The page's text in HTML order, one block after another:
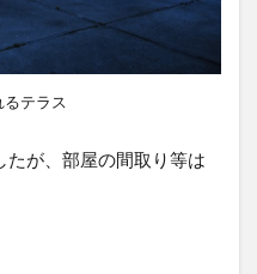
テラス
たが、部屋の間取り等は